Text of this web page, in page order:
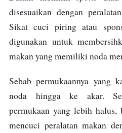
disesuaikan dengan
Sikat cuci piring atau
digunakan untuk
makan yang memiliki noda
Sebab permukaannya yang
noda hingga ke akar.
permukaan yang lebih
mencuci peralatan makan